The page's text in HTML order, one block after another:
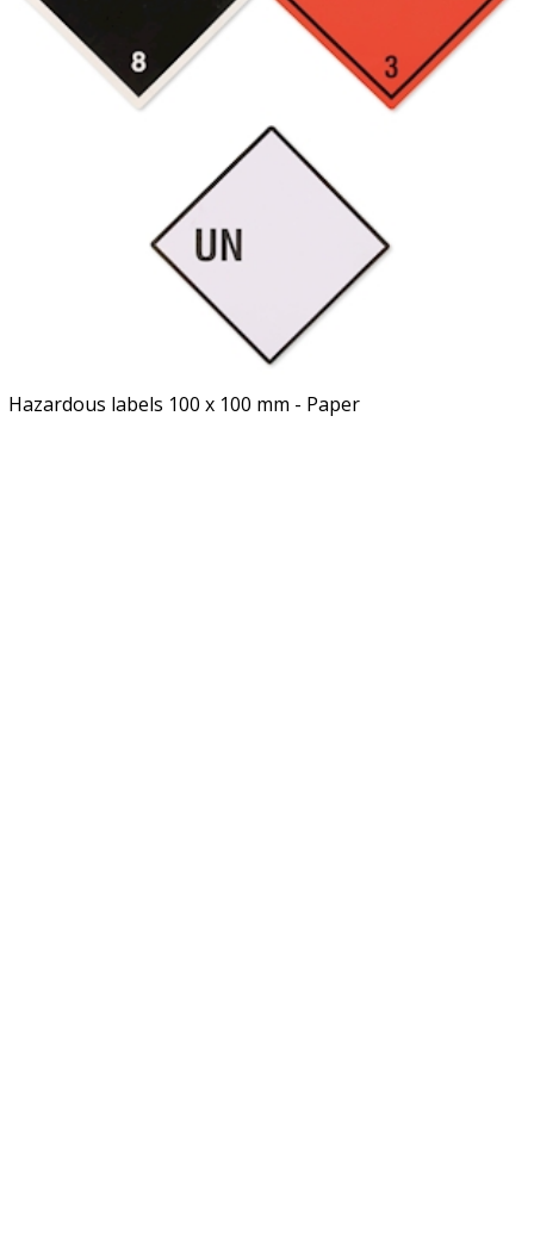
Hazardous labels 100 x 100 mm - Paper